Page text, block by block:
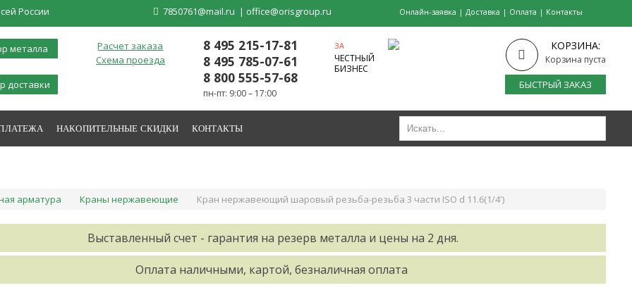
России 7850761@mail.ru | office@orisgroup.ru Онлайн-заявка | Доставка | Оплата | Контакты
металла
доставки
Расчет заказа
Схема проезда
8 495 215-17-81
8 495 785-07-61
8 800 555-57-68
пн-пт: 9:00 – 17:00
ЗА
ЧЕСТНЫЙ
БИЗНЕС
КОРЗИНА:
Корзина пуста
БЫСТРЫЙ ЗАКАЗ
НАКОПИТЕЛЬНЫЕ СКИДКИ КОНТАКТЫ
арматура Краны нержавеющие Кран нержавеющий шаровый резьба-резьба 3 части ISO d 11.6(1/4')
Выставленный счет - гарантия на резерв металла и цены на 2 дня.
Оплата наличными, картой, безналичная оплата